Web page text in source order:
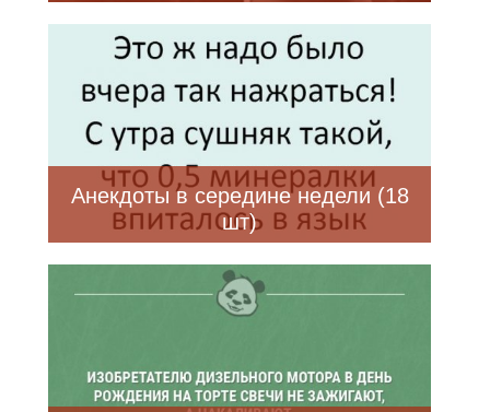
Анекдоты в середине недели (18
шт)